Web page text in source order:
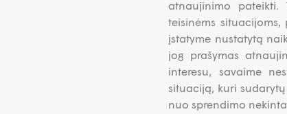
atnaujinimo pateikti.
teisinėms
įstatyme nustatytą
jog prašymas
interesu, savaime
situaciją, kuri
nuo sprendimo